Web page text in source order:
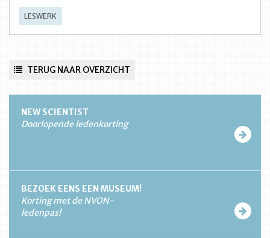
LESWERK
TERUG NAAR OVERZICHT
NEW SCIENTIST
Doorlopende ledenkorting
BEZOEK EENS EEN MUSEUM!
Korting met de NVON-
ledenpas!